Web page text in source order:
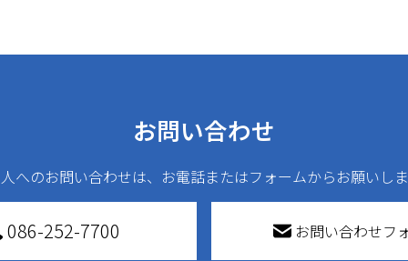
お問い合わせ
へのお問い合わせは、お電話またはフォームからお願いしま
086-252-7700 お問い合わせフ